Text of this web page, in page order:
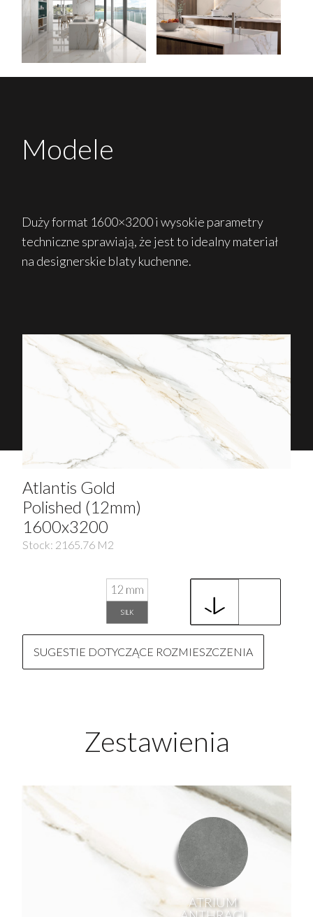
Modele
Duży format 1600×3200 i wysokie parametry
techniczne sprawiają, że jest to idealny materiał
na designerskie blaty kuchenne.
Atlantis Gold
Polished (12mm)
1600x3200
Stock: 2165.76 M2
SUGESTIE DOTYCZĄCE ROZMIESZCZENIA
Zestawienia
ATRIUM